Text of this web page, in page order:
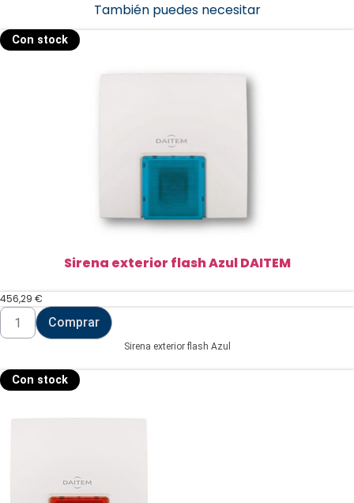
También puedes necesitar
Con stock
Sirena exterior flash Azul DAITEM
456,29 €
Sirena
exterior
flash
cantidad
Comprar
Sirena exterior flash Azul
Con stock